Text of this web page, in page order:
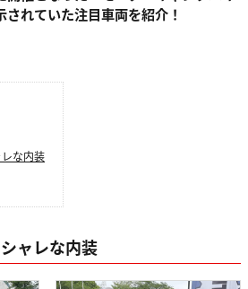
れていた注目車両を紹介！
な内装
ャレな内装